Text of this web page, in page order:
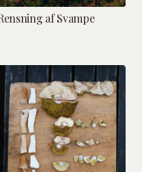
af Svampe